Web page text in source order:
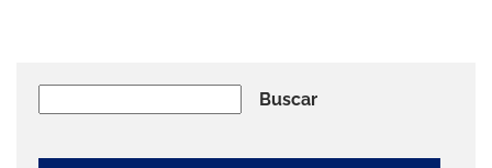
Buscar